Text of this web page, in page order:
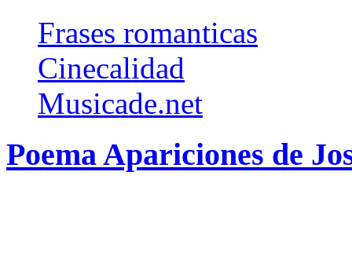
Frases romanticas
Cinecalidad
Musicade.net
Poema Apariciones de